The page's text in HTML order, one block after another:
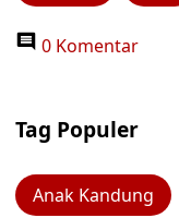
0 Komentar
Tag Populer
Anak Kandung